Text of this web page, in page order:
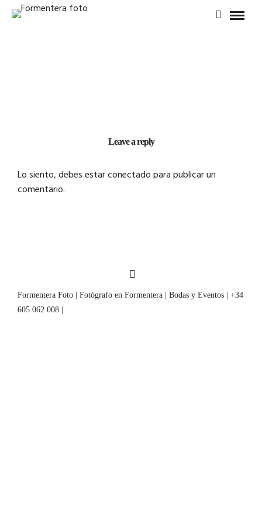
Leave a reply
Lo siento, debes estarconectadopara publicar un
comentario.
Formentera Foto | Fotógrafo en Formentera | Bodas y Eventos | +34
605 062 008 |